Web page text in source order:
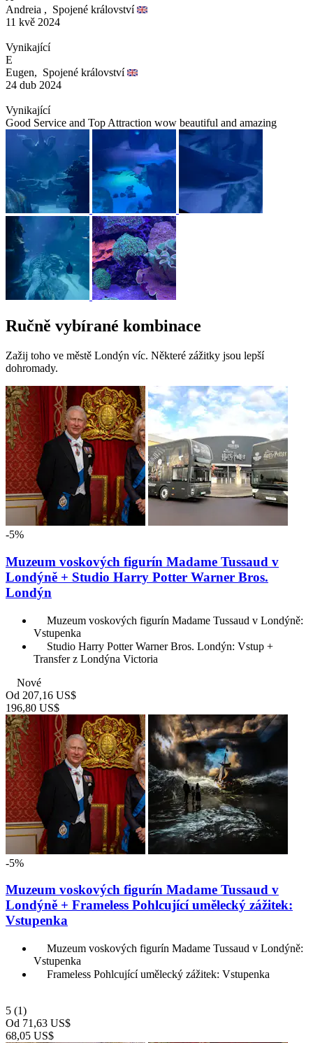
Andreia , Spojené království
11 kvě 2024
Vynikající
E
Eugen, Spojené království
24 dub 2024
Vynikající
Good Service and Top Attraction wow beautiful and amazing
Ručně vybírané kombinace
Zažij toho ve městě Londýn víc. Některé zážitky jsou lepší
dohromady.
-5%
Muzeum voskových figurín Madame Tussaud v
Londýně + Studio Harry Potter Warner Bros.
Londýn
Muzeum voskových figurín Madame Tussaud v Londýně:
Vstupenka
Studio Harry Potter Warner Bros. Londýn: Vstup +
Transfer z Londýna Victoria
Nové
Od 207,16 US$
196,80 US$
-5%
Muzeum voskových figurín Madame Tussaud v
Londýně + Frameless Pohlcující umělecký zážitek:
Vstupenka
Muzeum voskových figurín Madame Tussaud v Londýně:
Vstupenka
Frameless Pohlcující umělecký zážitek: Vstupenka
5 (1)
Od 71,63 US$
68,05 US$